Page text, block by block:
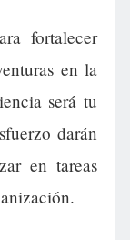
fortalecer
en la
será tu
darán
en tareas